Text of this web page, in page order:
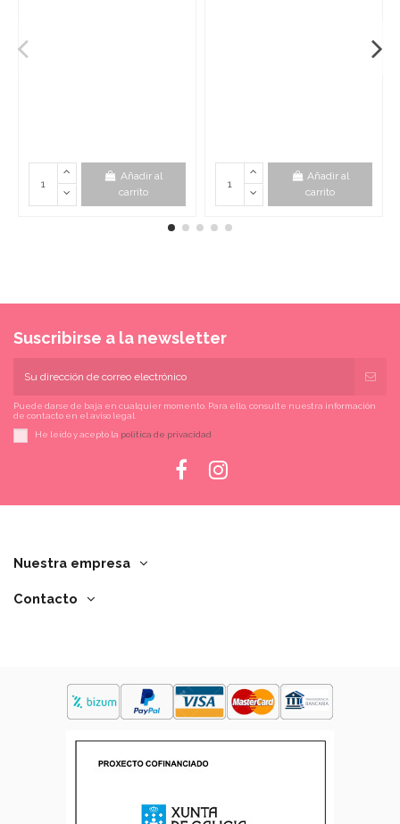
Añadir al
carrito
Añadir al
carrito
Suscribirse a la newsletter
Puede darse de baja en cualquier momento. Para ello, consulte nuestra información
de contacto en el aviso legal.
He leído y acepto la política de privacidad
Nuestra empresa
Contacto